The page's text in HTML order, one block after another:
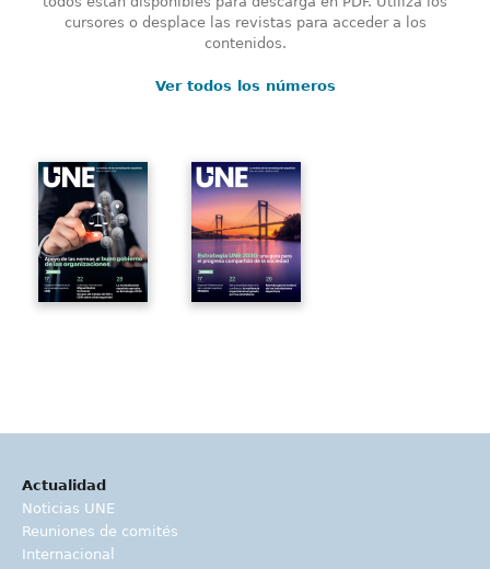
cursores o desplace las revistas para acceder a los
contenidos.
Ver todos los números
Actualidad
Noticias UNE
Reuniones de comités
Internacional